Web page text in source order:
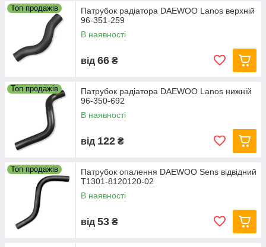
Топ продажів
Патрубок радіатора DAEWOO Lanos верхній
96-351-259
В наявності
від 66 ₴
Топ продажів
Патрубок радіатора DAEWOO Lanos нижній
96-350-692
В наявності
від 122 ₴
Топ продажів
Патрубок опалення DAEWOO Sens відвідний
Т1301-8120120-02
В наявності
від 53 ₴